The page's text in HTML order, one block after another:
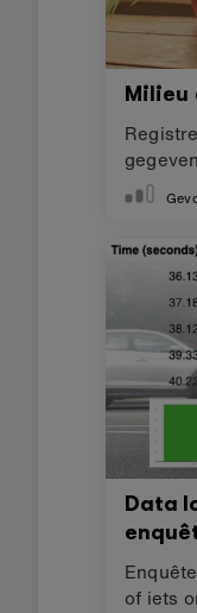
Milieu
heen
Data
of iets